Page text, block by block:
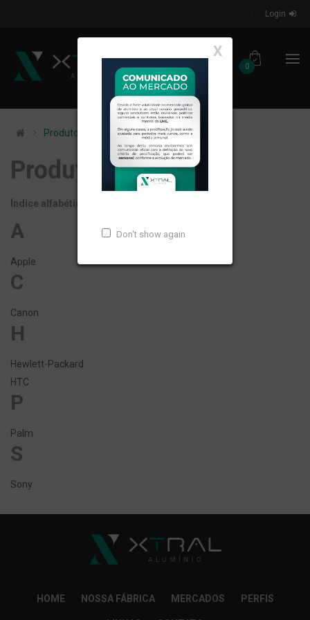
Login
0
X
Don't show again
Produtos por marca
Produtos por marca
Índice alfabético:
A
Apple
C
Canon
H
Hewlett-Packard
HTC
P
Palm
S
Sony
HOME NOSSA FÁBRICA MERCADOS PERFIS